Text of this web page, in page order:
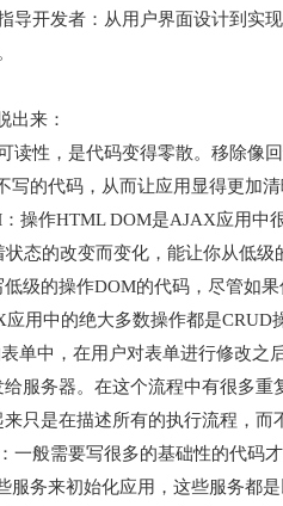
导开发者：从用户界面设计到实现
出来：
读性，是代码变得零散。移除像
写的代码，从而让应用显得更加清
操作HTML DOM是AJAX应用中
态的改变而变化，能让你从低
级的操作DOM的代码，尽管如果
用中的绝大多数操作都是CRUD
单中，在用户对表单进行修改之
服务器。在这个流程中有很多
只是在描述所有的执行流程，而
一般需要写很多的基础性的代码
服务来初始化应用，这些服务都